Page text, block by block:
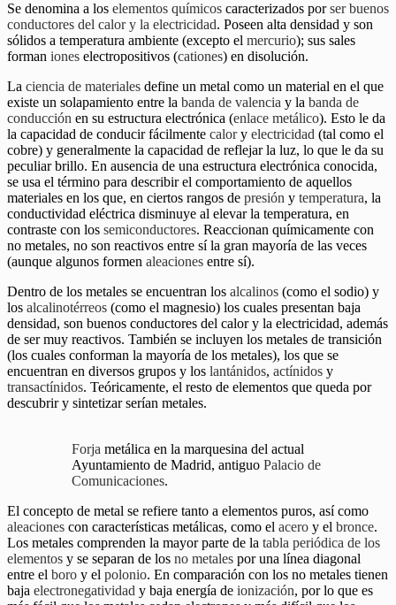
Se denomina a los elementos químicos caracterizados porser buenos
conductores del calor y la electricidad. Poseen alta densidad y son
sólidos a temperatura ambiente (excepto el mercurio); sus sales
forman iones electropositivos (cationes) en disolución.
La ciencia de materiales define un metal como un material en el que
existe un solapamiento entre la banda de valencia y la banda de
conducción en su estructura electrónica (enlace metálico). Esto le da
la capacidad de conducir fácilmente calory electricidad (tal como el
cobre) y generalmente la capacidad de reflejar la luz, lo que le da su
peculiar brillo. En ausencia de una estructura electrónica conocida,
se usa el término para describir el comportamiento de aquellos
materiales en los que, en ciertos rangos de presión y temperatura, la
conductividad eléctrica disminuye al elevar la temperatura, en
contraste con los semiconductores. Reaccionan químicamente con
no metales, no son reactivos entre sí la gran mayoría de las veces
(aunque algunos formen aleaciones entre sí).
Dentro de los metales se encuentran los alcalinos (como el sodio) y
los alcalinotérreos (como el magnesio) los cuales presentan baja
densidad, son buenos conductores del calor y la electricidad, además
de ser muy reactivos. También se incluyen los metales de transición
(los cuales conforman la mayoría de los metales), los que se
encuentran en diversos grupos y los lantánidos, actínidos y
transactínidos. Teóricamente, el resto de elementos que queda por
descubrir y sintetizar serían metales.
Forja metálica en la marquesina del actual
Ayuntamiento de Madrid, antiguo Palacio de
Comunicaciones.
El concepto de metal se refiere tanto a elementos puros, así como
aleaciones con características metálicas, como el acero y el bronce.
Los metales comprenden la mayor parte de la tabla periódica de los
elementos y se separan de los no metales por una línea diagonal
entre el boro y el polonio. En comparación con los no metales tienen
baja electronegatividad y baja energía de ionización, por lo que es